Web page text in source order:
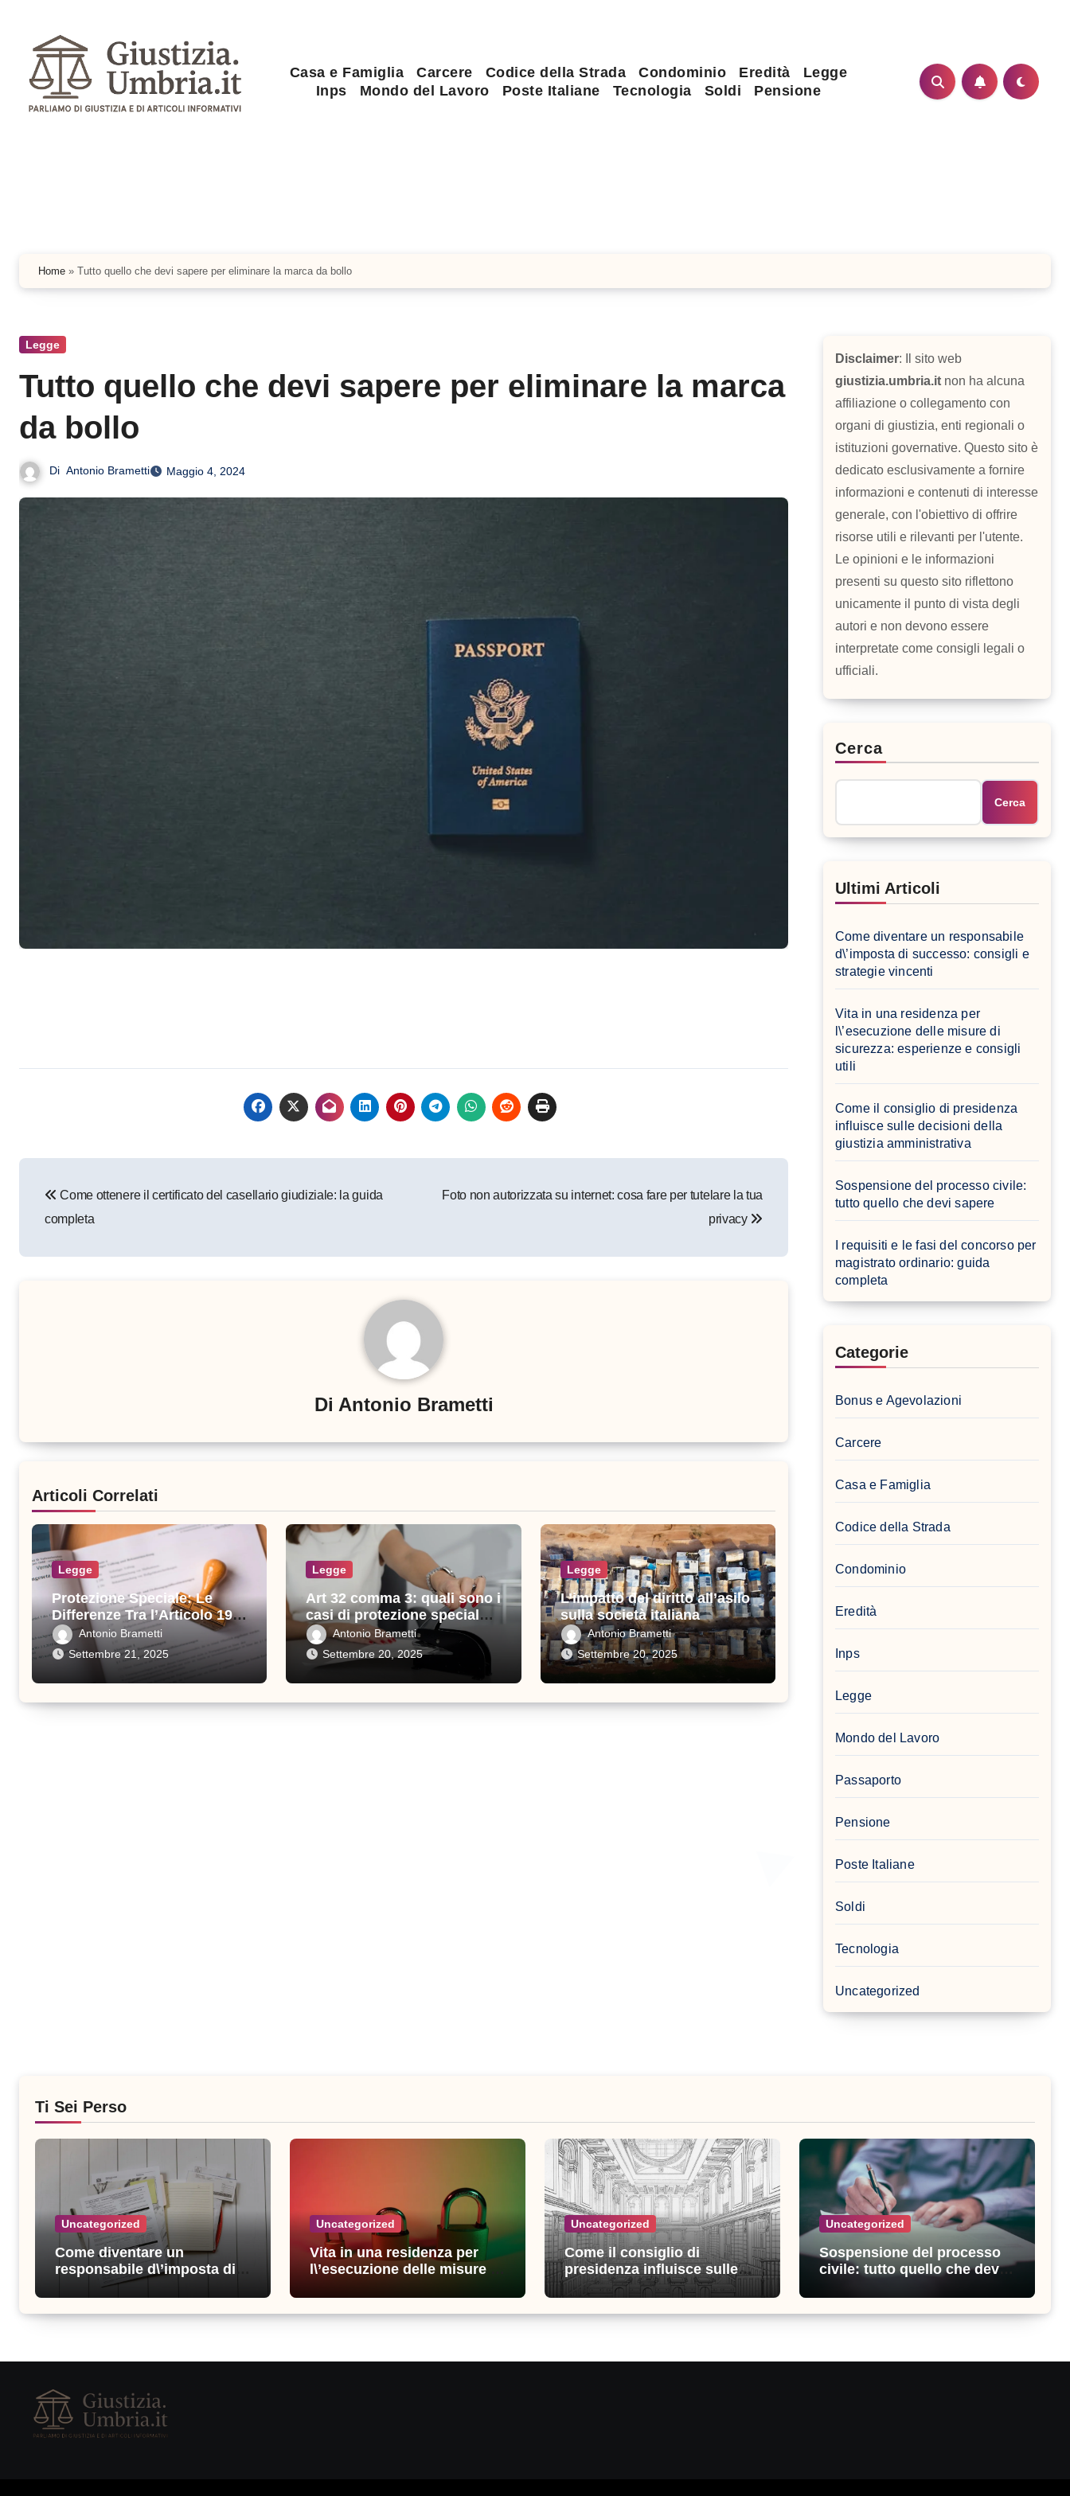
contenuto
Casa e Famiglia Carcere Codice della Strada Condominio Eredità
Legge
Inps
Mondo del Lavoro Poste Italiane Tecnologia Soldi Pensione
Home » Tutto quello che devi sapere per eliminare la marca da bollo
Legge
Tutto quello che devi sapere per eliminare la marca
da bollo
Di Antonio Brametti Maggio 4, 2024
articoli
Come ottenere il certificato del casellario giudiziale: la guida
completa
Foto non autorizzata su internet: cosa fare per tutelare la tua
privacy
Di Antonio Brametti
Articoli Correlati
Legge
Protezione Speciale: Le
Differenze Tra l’Articolo 19 e
l’Articolo 32
Antonio Brametti
Settembre 21, 2025
Legge
Art 32 comma 3: quali sono i
casi di protezione speciale
previstiAntonio Brametti
Settembre 20, 2025
Legge
L’impatto del diritto all’asilo
sulla società italiana
Antonio Brametti
Settembre 20, 2025
Disclaimer: Il sito web
giustizia.umbria.it non ha alcuna
affiliazione o collegamento con
organi di giustizia, enti regionali o
istituzioni governative. Questo sito è
dedicato esclusivamente a fornire
informazioni e contenuti di interesse
generale, con l'obiettivo di offrire
risorse utili e rilevanti per l'utente.
Le opinioni e le informazioni
presenti su questo sito riflettono
unicamente il punto di vista degli
autori e non devono essere
interpretate come consigli legali o
ufficiali.
Cerca
Cerca
Ultimi Articoli
Come diventare un responsabile
d\’imposta di successo: consigli e
strategie vincenti
Vita in una residenza per
l\’esecuzione delle misure di
sicurezza: esperienze e consigli
utili
Come il consiglio di presidenza
influisce sulle decisioni della
giustizia amministrativa
Sospensione del processo civile:
tutto quello che devi sapere
I requisiti e le fasi del concorso per
magistrato ordinario: guida
completa
Categorie
Bonus e Agevolazioni
Carcere
Casa e Famiglia
Codice della Strada
Condominio
Eredità
Inps
Legge
Mondo del Lavoro
Passaporto
Pensione
Poste Italiane
Soldi
Tecnologia
Uncategorized
Ti Sei Perso
Uncategorized
Come diventare un
responsabile d\’imposta di
successo: consigli e
strategie vincenti
Uncategorized
Vita in una residenza per
l\’esecuzione delle misure di
consigli utili
Uncategorized
Come il consiglio di
presidenza influisce sulle
decisioni della giustizia
amministrativa
Uncategorized
Sospensione del processo
civile: tutto quello che devi